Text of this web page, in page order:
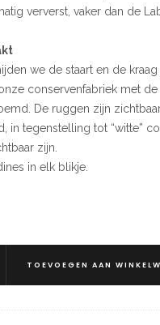
ververst, vaker dan de
we de staart en de kraag
conservenfabriek met de
De ruggen zijn
in tegenstelling tot “witte”
zijn.
in elk blikje.
TOEVOEGEN AAN